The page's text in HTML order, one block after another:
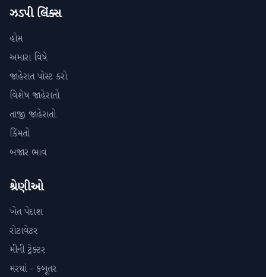
ઝડપી લિંક્સ
હોમ
અમારા વિષે
જાહેરાત પોસ્ટ કરો
વિશેષ જાહેરાતો
તાજી જાહેરાતો
કિંમતો
બજાર ભાવ
શ્રેણીઓ
ખેત પેદાશ
રોટાવેટર
મીની ટ્રેક્ટર
મરઘાં - કબૂતર